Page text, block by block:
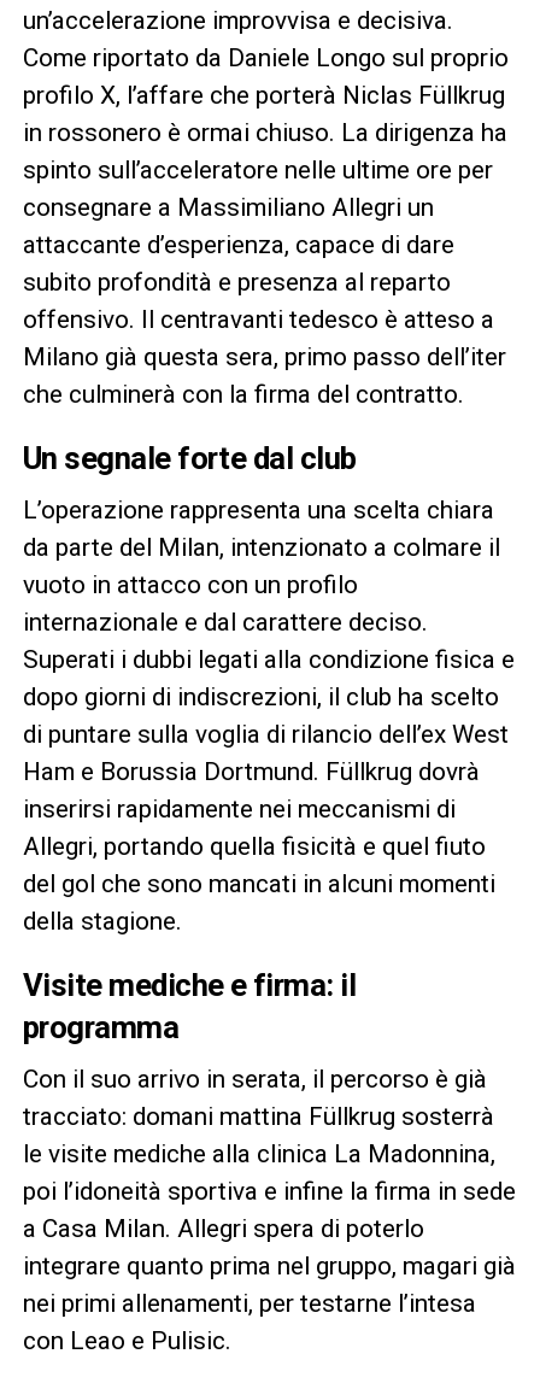
un’accelerazione improvvisa e decisiva.
Come riportato da Daniele Longo sul proprio
profilo X, l’affare che porterà Niclas Füllkrug
in rossonero è ormai chiuso. La dirigenza ha
spinto sull’acceleratore nelle ultime ore per
consegnare a Massimiliano Allegri un
attaccante d’esperienza, capace di dare
subito profondità e presenza al reparto
offensivo. Il centravanti tedesco è atteso a
Milano già questa sera, primo passo dell’iter
che culminerà con la firma del contratto.
Un segnale forte dal club
L’operazione rappresenta una scelta chiara
da parte del Milan, intenzionato a colmare il
vuoto in attacco con un profilo
internazionale e dal carattere deciso.
Superati i dubbi legati alla condizione fisica e
dopo giorni di indiscrezioni, il club ha scelto
di puntare sulla voglia di rilancio dell’ex West
Ham e Borussia Dortmund. Füllkrug dovrà
inserirsi rapidamente nei meccanismi di
Allegri, portando quella fisicità e quel fiuto
del gol che sono mancati in alcuni momenti
della stagione.
Visite mediche e firma: il
programma
Con il suo arrivo in serata, il percorso è già
tracciato: domani mattina Füllkrug sosterrà
le visite mediche alla clinica La Madonnina,
poi l’idoneità sportiva e infine la firma in sede
a Casa Milan. Allegri spera di poterlo
integrare quanto prima nel gruppo, magari già
nei primi allenamenti, per testarne l’intesa
con Leao e Pulisic.